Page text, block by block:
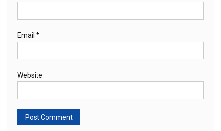
Email *
Website